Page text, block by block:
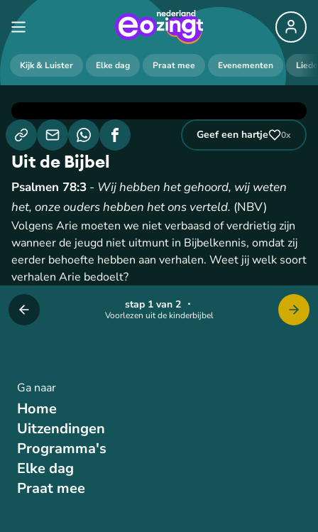
Kijk & Luister Elke dag Praat mee Evenementen
Voorlezen uit de kinderbijbel
stap 1 van 2・
Geef een hartje 0x
Uit de Bijbel
Psalmen 78:3 - Wij hebben het gehoord, wij weten
het, onze ouders hebben het ons verteld. (NBV)
Volgens Arie moeten we niet verbaasd of verdrietig zijn
wanneer de jeugd niet uitmunt in Bijbelkennis, omdat zij
eerder behoefte hebben aan verhalen. Weet jij welk soort
verhalen Arie bedoelt?
Ga naar
Home
Uitzendingen
Programma's
Elke dag
Praat mee